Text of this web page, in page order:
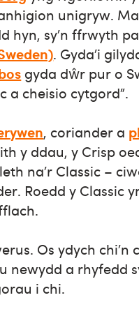
unigryw.
hyn, sy’n ffrwyth
. Gyda’i
gyda dŵr pur o
a cheisio cytgord”.
, coriander a
y ddau, y Crisp
na’r Classic –
Roedd y Classic
Os ydych chi’n
newydd a rhyfedd
i chi.